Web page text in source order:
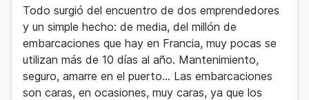
Todo surgió del encuentro de dos emprendedores
y un simple hecho: de media, del millón de
embarcaciones que hay en Francia, muy pocas se
utilizan más de 10 días al año. Mantenimiento,
seguro, amarre en el puerto… Las embarcaciones
son caras, en ocasiones, muy caras, ya que los